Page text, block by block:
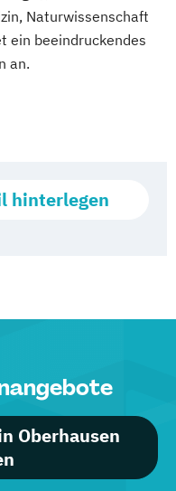
Naturwissenschaft
ein beeindruckendes
an.
hinterlegen
Oberhausen